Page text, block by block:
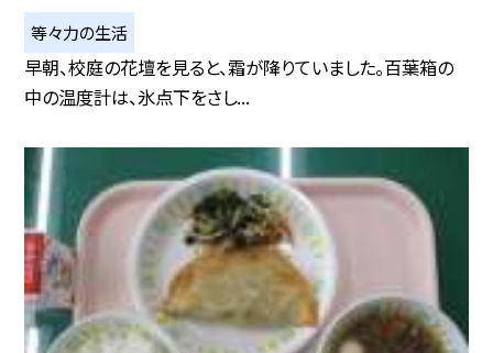
等々力の生活
早朝、校庭の花壇を見ると、霜が降りていました。百葉箱の
中の温度計は、氷点下をさし...